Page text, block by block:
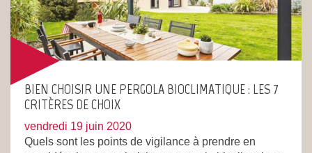
BIEN CHOISIR UNE PERGOLA BIOCLIMATIQUE : LES 7
CRITÈRES DE CHOIX
vendredi 19 juin 2020
Quels sont les points de vigilance à prendre en